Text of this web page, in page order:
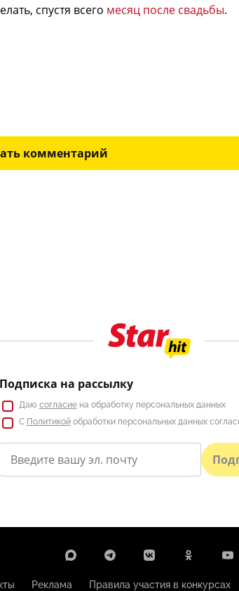
спустя всего месяц после свадьбы.
комментарий
Подписка на рассылку
Даю согласиена обработку персональных данных
С Политикойобработки персональных данных
Реклама Правила участия в конкурсах